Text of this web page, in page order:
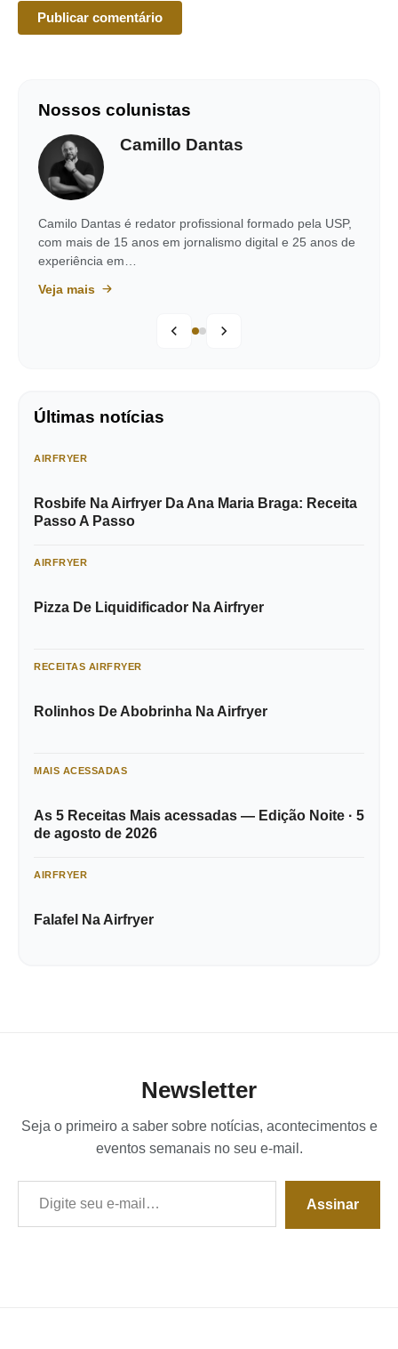
Nossos colunistas
Camillo Dantas
Camilo Dantas é redator profissional formado pela USP,
com mais de 15 anos em jornalismo digital e 25 anos de
experiência em…
Veja mais
Últimas notícias
AIRFRYER
Rosbife Na Airfryer Da Ana Maria Braga: Receita
Passo A Passo
AIRFRYER
Pizza De Liquidificador Na Airfryer
RECEITAS AIRFRYER
Rolinhos De Abobrinha Na Airfryer
MAIS ACESSADAS
As 5 Receitas Mais acessadas — Edição Noite · 5
de agosto de 2026
AIRFRYER
Falafel Na Airfryer
Newsletter
Seja o primeiro a saber sobre notícias, acontecimentos e
eventos semanais no seu e-mail.
Digite seu e-mail…
Assinar